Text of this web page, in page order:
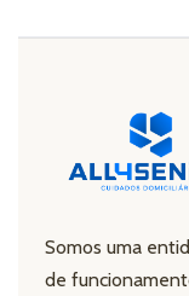
Somos uma
de